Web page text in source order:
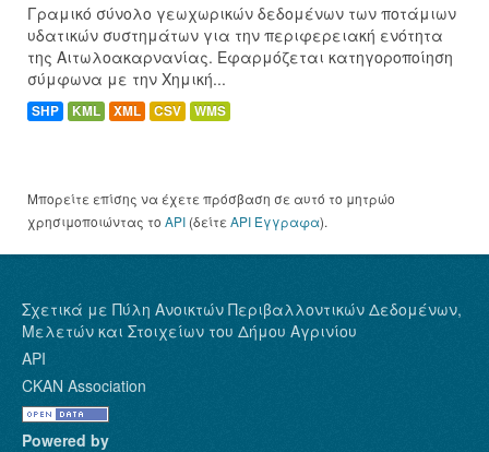
Γραμικό σύνολο γεωχωρικών δεδομένων των ποτάμιων
υδατικών συστημάτων για την περιφερειακή ενότητα
της Αιτωλοακαρνανίας. Εφαρμόζεται κατηγοροποίηση
σύμφωνα με την Χημική...
SHP KML XML CSV WMS
Μπορείτε επίσης να έχετε πρόσβαση σε αυτό το μητρώο
χρησιμοποιώντας το API (δείτε API Έγγραφα).
Σχετικά με Πύλη Ανοικτών Περιβαλλοντικών Δεδομένων,
Μελετών και Στοιχείων του Δήμου Αγρινίου
API
CKAN Association
Powered by